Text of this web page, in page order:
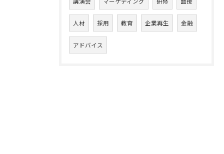
人材 採用 教育 企業再生 金融
アドバイス